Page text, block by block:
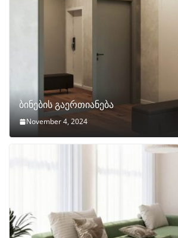
ბინების გაერთიანება
November 4, 2024